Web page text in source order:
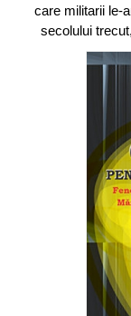
care militarii le-
secolului